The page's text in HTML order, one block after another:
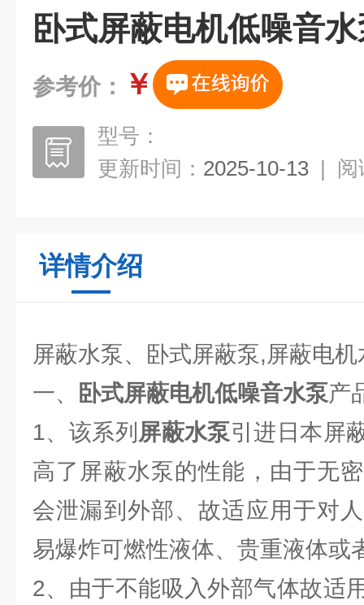
卧式屏蔽电机低噪音
参考价： ￥
型号：
更新时间： 2025-10-13 | 阅
详情介绍
屏蔽水泵、卧式屏蔽泵,屏蔽电机
一、
卧式屏蔽电机低噪音水泵产
1、该系列 屏蔽水泵引进日本屏
高了屏蔽水泵的性能，由于无
会泄漏到外部、故适应用于对
易爆炸可燃性液体、贵重液体或
2、由于不能吸入外部气体故适